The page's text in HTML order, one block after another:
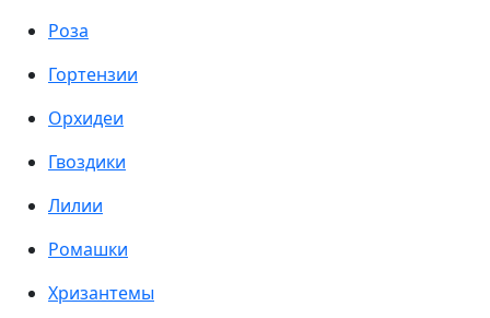
Роза
Гортензии
Орхидеи
Гвоздики
Лилии
Ромашки
Хризантемы